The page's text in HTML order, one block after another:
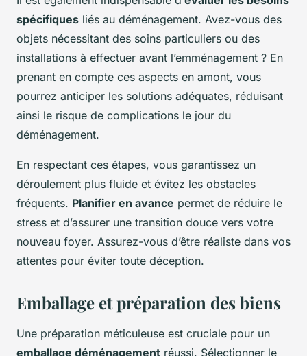
spécifiques liés au déménagement. Avez-vous des
objets nécessitant des soins particuliers ou des
installations à effectuer avant l’emménagement ? En
prenant en compte ces aspects en amont, vous
pourrez anticiper les solutions adéquates, réduisant
ainsi le risque de complications le jour du
déménagement.
En respectant ces étapes, vous garantissez un
déroulement plus fluide et évitez les obstacles
fréquents. Planifier en avance permet de réduire le
stress et d’assurer une transition douce vers votre
nouveau foyer. Assurez-vous d’être réaliste dans vos
attentes pour éviter toute déception.
Emballage et préparation des biens
Une préparation méticuleuse est cruciale pour un
emballage déménagement réussi. Sélectionner le